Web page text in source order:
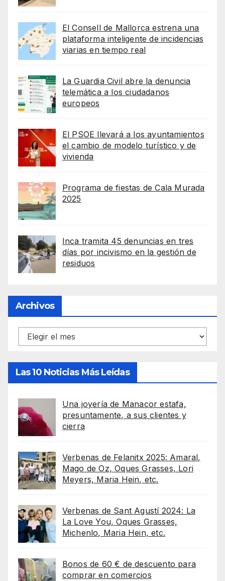
El Consell de Mallorca estrena una
plataforma inteligente de incidencias
viarias en tiempo real
La Guardia Civil abre la denuncia
telemática a los ciudadanos
europeos
El PSOE llevará a los ayuntamientos
el cambio de modelo turístico y de
vivienda
Programa de fiestas de Cala Murada
2025
Inca tramita 45 denuncias en tres
días por incivismo en la gestión de
residuos
Archivos
Archivos
Las 10 Noticias Más Leídas
Una joyería de Manacor estafa,
presuntamente, a sus clientes y
cierra
Verbenas de Felanitx 2025: Amaral,
Mago de Oz, Oques Grasses, Lori
Meyers, Maria Hein, etc.
Verbenas de Sant Agustí 2024: La
La Love You, Oques Grasses,
Michenlo, Maria Hein, etc.
Bonos de 60 € de descuento para
comprar en comercios